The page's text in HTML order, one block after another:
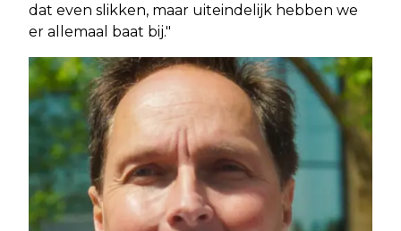
dat even slikken, maar uiteindelijk hebben we
er allemaal baat bij."